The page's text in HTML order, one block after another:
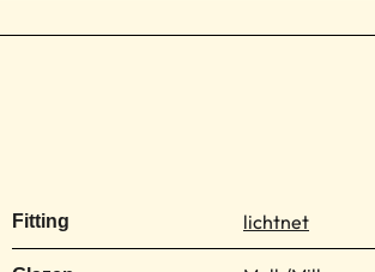
Fitting lichtnet